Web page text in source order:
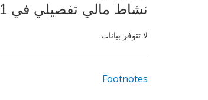
نشاط مالي تفصيلي في 2026/07/31
لا تتوفر بيانات.
Footnotes